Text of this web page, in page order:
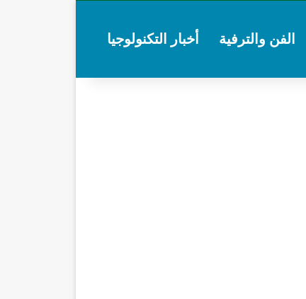
الفن والترفية أخبار التكنولوجيا